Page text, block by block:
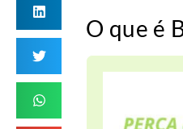
O que é